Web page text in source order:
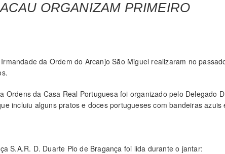
ORGANIZAM PRIMEIRO
da Ordem do Arcanjo São Miguel realizaram no
da Casa Real Portuguesa foi organizado pelo Delegado
incluiu alguns pratos e doces portugueses com bandeiras azuis
S.A.R. D. Duarte Pio de Bragança foi lida durante o jantar: